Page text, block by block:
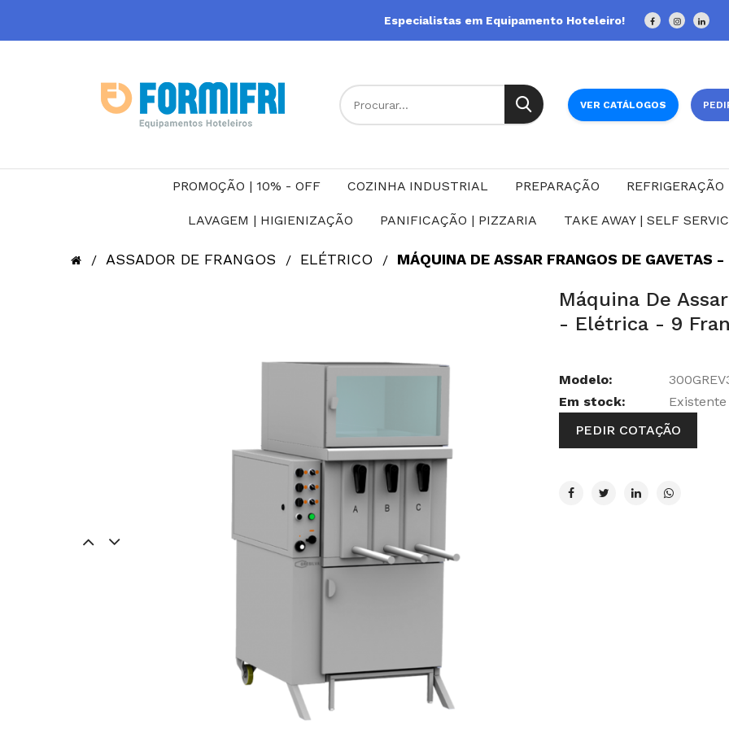
Especialistas em Equipamento Hoteleiro!
VER CATÁLOGOS
PROMOÇÃO | 10% - OFF COZINHA INDUSTRIAL PREPARAÇÃO REFRIGERAÇÃO
LAVAGEM | HIGIENIZAÇÃO PANIFICAÇÃO | PIZZARIA TAKE AWAY | SELF
ASSADOR DE FRANGOS ELÉTRICO MÁQUINA DE ASSAR FRANGOS DE GAVETAS
Máquina De
- Elétrica - 9
Modelo:
Em stock:
Existente
PEDIR COTAÇÃO